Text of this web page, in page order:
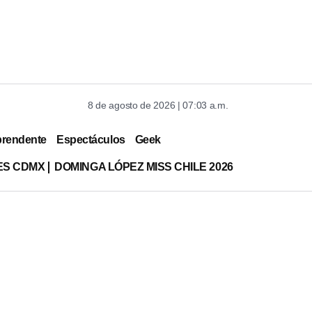
8 de agosto de 2026 | 07:03 a.m.
Espectáculos Geek
CDMX DOMINGA LÓPEZ MISS CHILE 2026